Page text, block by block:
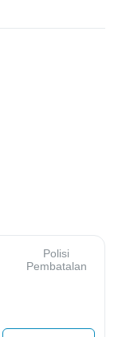
Polisi
Pembatalan